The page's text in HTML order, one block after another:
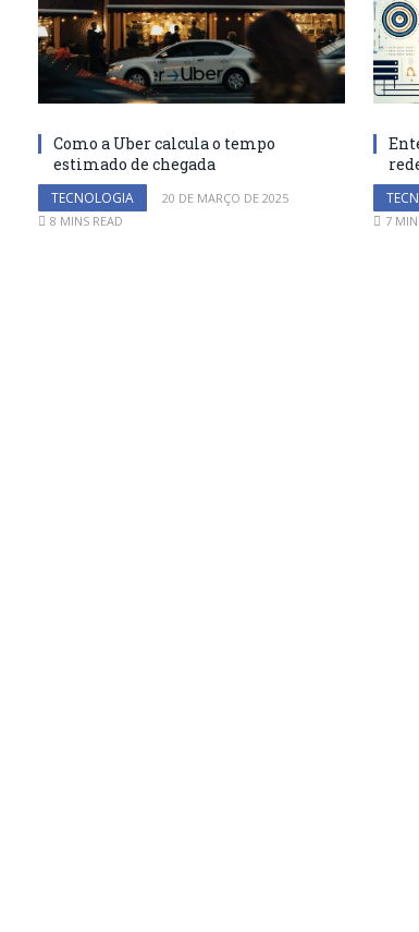
Como a Uber calcula o tempo
estimado de chegada
TECNOLOGIA
20 DE MARÇO DE 2025
8 MINS READ
7